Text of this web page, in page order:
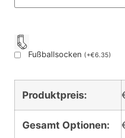
Fußballsocken (+€6.35)
Produktpreis:
Gesamt Optionen: